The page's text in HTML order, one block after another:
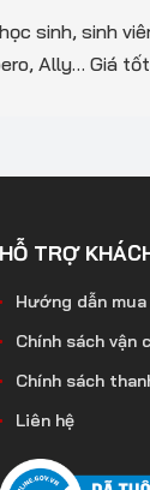
sinh, sinh
Ally… Giá
HỖ TRỢ
Hướng dẫn mua
Chính sách vận
Chính sách
Liên hệ